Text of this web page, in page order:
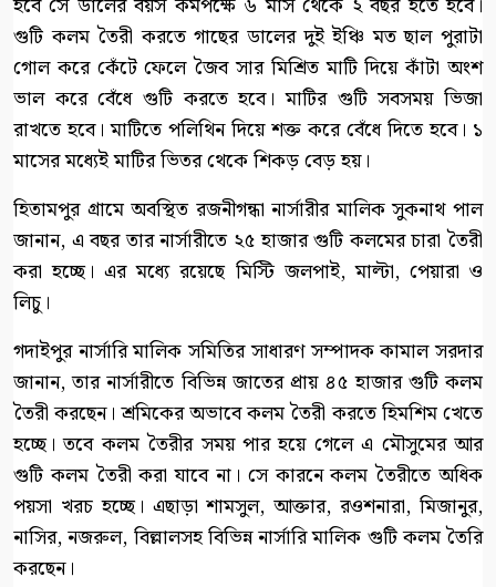
গুটি কলম তৈরী করতে গাছের ডালের দুই ইঞ্চি মত ছাল পুরাটা
গোল করে কেঁটে ফেলে জৈব সার মিশ্রিত মাটি দিয়ে কাঁটা অংশ
ভাল করে বেঁধে গুটি করতে হবে। মাটির গুটি সবসময় ভিজা
রাখতে হবে। মাটিতে পলিথিন দিয়ে শক্ত করে বেঁধে দিতে হবে। ১
মাসের মধ্যেই মাটির ভিতর থেকে শিকড় বেড় হয়।
হিতামপুর গ্রামে অবস্থিত রজনীগন্ধা নার্সারীর মালিক সুকনাথ পাল
জানান, এ বছর তার নার্সারীতে ২৫ হাজার গুটি কলমের চারা তৈরী
করা হচ্ছে। এর মধ্যে রয়েছে মিস্টি জলপাই, মাল্টা, পেয়ারা ও
লিচু।
গদাইপুর নার্সারি মালিক সমিতির সাধারণ সম্পাদক কামাল সরদার
জানান, তার নার্সারীতে বিভিন্ন জাতের প্রায় ৪৫ হাজার গুটি কলম
তৈরী করছেন। শ্রমিকের অভাবে কলম তৈরী করতে হিমশিম খেতে
হচ্ছে। তবে কলম তৈরীর সময় পার হয়ে গেলে এ মৌসুমের আর
গুটি কলম তৈরী করা যাবে না। সে কারনে কলম তৈরীতে অধিক
পয়সা খরচ হচ্ছে। এছাড়া শামসুল, আক্তার, রওশনারা, মিজানুর,
নাসির, নজরুল, বিল্লালসহ বিভিন্ন নার্সারি মালিক গুটি কলম তৈরি
করছেন।